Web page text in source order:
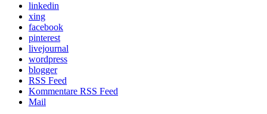
linkedin
xing
facebook
pinterest
livejournal
wordpress
blogger
RSS Feed
Kommentare RSS Feed
Mail